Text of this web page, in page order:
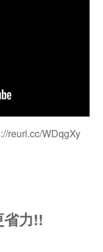
reurl.cc/WDqgXy
省力!!